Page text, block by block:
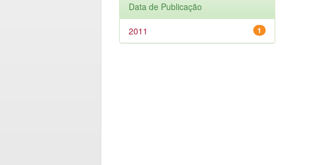
Data de Publicação
1
2011